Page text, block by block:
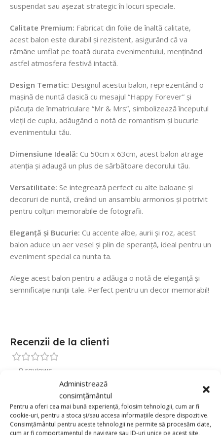
Administrează
consimțământul
Pentru a oferi cea mai bună experiență, folosim tehnologii, cum ar fi
cookie-uri, pentru a stoca și/sau accesa informațiile despre dispozitive.
Consimțământul pentru aceste tehnologii ne permite să procesăm date,
cum ar fi comportamentul de navigare sau ID-uri unice pe acest site.
suspendat sau așezat strategic în locuri speciale.
Calitate Premium: Fabricat din folie de înaltă calitate,
acest balon este durabil și rezistent, asigurând că va
rămâne umflat pe toată durata evenimentului, menținând
astfel atmosfera festivă intactă.
Design Tematic: Designul acestui balon, reprezentând o
mașină de nuntă clasică cu mesajul “Happy Forever” și
plăcuța de înmatriculare “Mr & Mrs”, simbolizează începutul
vieții de cuplu, adăugând o notă de romantism și bucurie
evenimentului tău.
Dimensiune Ideală: Cu 50cm x 63cm, acest balon atrage
atenția și adaugă un plus de sărbătoare decorului tău.
Versatilitate: Se integrează perfect cu alte baloane și
decoruri de nuntă, creând un ansamblu armonios și potrivit
pentru colțuri memorabile de fotografii.
Eleganță și Bucurie: Cu accente albe, aurii și roz, acest
balon aduce un aer vesel și plin de speranță, ideal pentru un
eveniment special ca nunta ta.
Alege acest balon pentru a adăuga o notă de eleganță și
semnificație nunții tale. Perfect pentru un decor memorabil!
Recenzii de la clienti
0 reviews
0
0
0